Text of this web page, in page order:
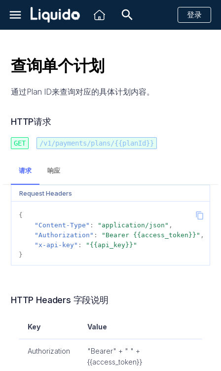
始
搜
索
登录
简介
到账时间
沙箱测试
巴西
查询汇款状态
墨西哥
查询汇款状态
哥伦比亚
查询汇款状态
智利
查询汇款状态
查询汇款状态
创建一个支付请求
PIX
PicPay
退款
取消未完成的支付
查询支付状态
查询退款状态
创建一个支付请求
银行转账
退款
查询支付状态
查询退款状态
取消未完成的支付
创建一个支付请求
PSE转账
退款
获取PSE金融机构列表
查询支付状态
查询退款状态
取消未完成的支付
创建一个支付请求
WebPay
Mach
退款
查询支付状态
查询退款状态
创建一个支付请求
现金支付
电子钱包
退款
查询支付状态
查询退款状态
创建一个支付请求
退款
查询支付状态
查询退款状态
创建一个支付请求
退款
查询支付状态
查询退款状态
创建一个支付请求
退款
查询支付状态
查询退款状态
创建一个支付请求
退款
查询支付状态
查询退款状态
创建一个支付请求
退款
查询支付状态
查询退款状态
创建一个支付请求
退款
查询支付状态
查询退款状态
创建一个支付请求
退款
查询支付状态
查询退款状态
创建一个支付请求
退款
查询支付状态
查询退款状态
创建一个支付请求
退款
查询支付状态
查询退款状态
创建一个支付请求
退款
查询支付状态
查询退款状态
创建一个支付请求
退款
查询支付状态
查询退款状态
创建一个支付请求
退款
查询支付状态
查询退款状态
HTTP请求
HTTP Headers 字段说明
PATH and Query 字段说明
Response Body 字段说明
对象字段说明
planDetails
installment
创建方案
创建多目的方案
查询单个方案
简介
创建虚拟账号
获取虚拟账号信息
关闭虚拟账户
简介
快速开始
参考文档
简介
API 查询支付链接详情
取消
仪表板
Shopify
Magento2
VTEX
简介
Http状态码
银行相关状态码
WhatsApp状态码
查看账户实时余额
查询账单数据
子商户
查询多个子账户余额
带风控信息的汇款
带风控信息的收款
简介
发送消息 付款成功提醒
快递
客户支持
回复消息
查询单个计划
通过Plan ID来查询对应的具体计划内容。
HTTP请求
GET /v1/payments/plans/{{planId}}
请求 响应
Request Headers
{
"Content-Type" : "application/json" ,
"Authorization" : "Bearer {{access_token}}" ,
"x-api-key" :
"{{api_key}}"
}
HTTP Headers 字段说明
Key Value
Authorization
"Bearer" + " " +
{{access_token}}